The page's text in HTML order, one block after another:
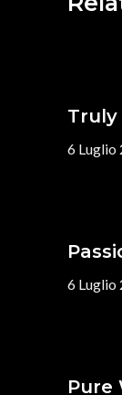
6 Luglio
6 Luglio
Pure